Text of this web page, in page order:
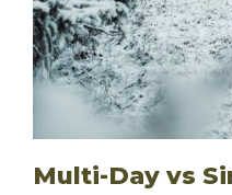
Multi-Day vs